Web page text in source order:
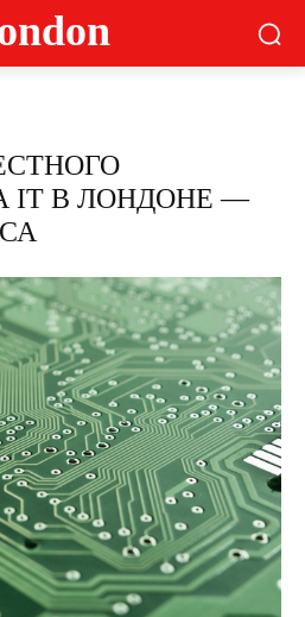
IT В ЛОНДОНЕ —